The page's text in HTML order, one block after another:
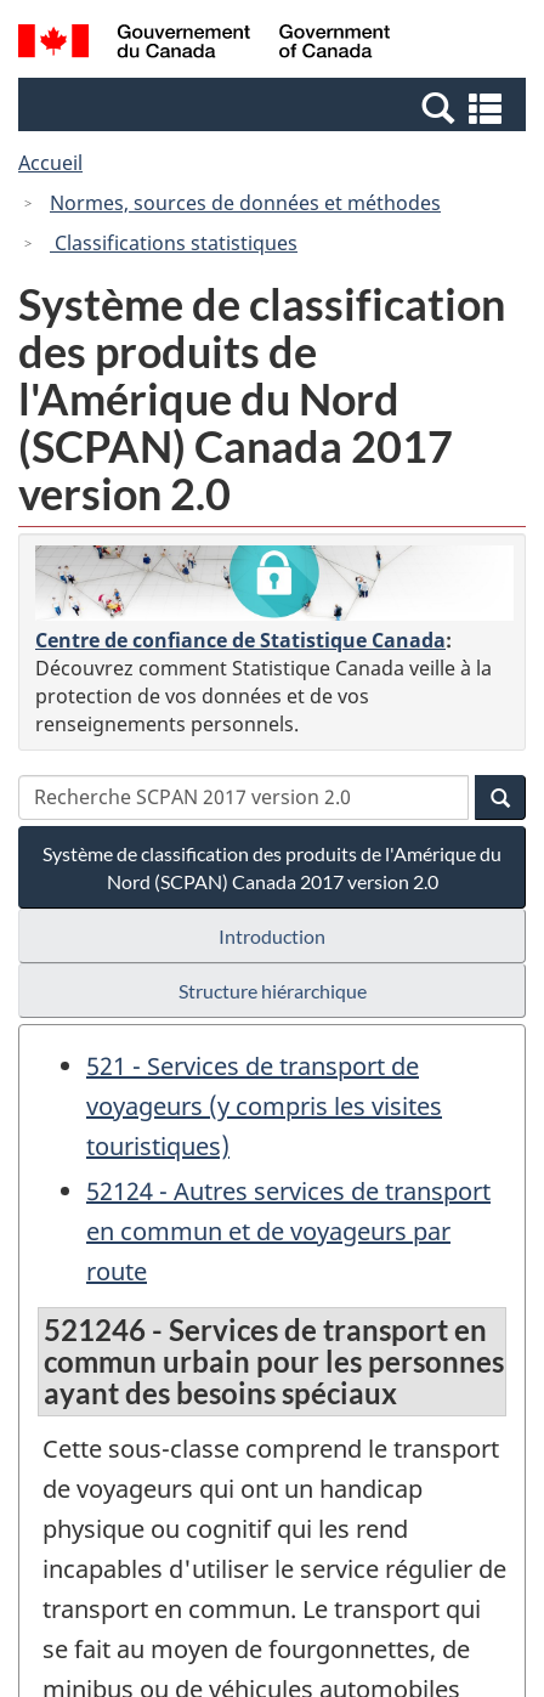
Passer
au
Passer
à
Canada
Recherche
et
et
Accueil
Normes, sources de données et méthodes
Classifications statistiques
Système de classification
des produits de
l'Amérique du Nord
(SCPAN) Canada 2017
version 2.0
Centre de confiance de Statistique Canada:
Découvrez comment Statistique Canada veille à la
protection de vos données et de vos
renseignements personnels.
Système de classification des produits de l'Amérique du
Nord (SCPAN) Canada 2017 version 2.0
Introduction
Structure hiérarchique
521 - Services de transport de
voyageurs (y compris les visites
touristiques)
52124 - Autres services de transport
en commun et de voyageurs par
route
521246 - Services de transport en
commun urbain pour les personnes
ayant des besoins spéciaux
Cette sous-classe comprend le transport
de voyageurs qui ont un handicap
physique ou cognitif qui les rend
incapables d'utiliser le service régulier de
transport en commun. Le transport qui
se fait au moyen de fourgonnettes, de
minibus ou de véhicules automobiles